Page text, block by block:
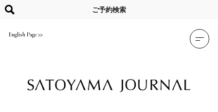
content
English Page
ご予約検索